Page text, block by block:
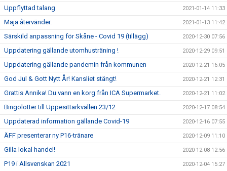
Uppflyttad talang 2021-01-14 11:33
Maja återvänder. 2021-01-13 11:42
Särskild anpassning för Skåne - Covid 19 (tillägg) 2020-12-30 07:56
Uppdatering gällande utomhusträning ! 2020-12-29 09:51
Uppdatering gällande pandemin från kommunen 2020-12-21 16:05
God Jul & Gott Nytt År! Kansliet stängt! 2020-12-21 12:31
Grattis Annika! Du vann en korg från ICA Supermarket. 2020-12-21 11:02
Bingolotter till Uppesittarkvällen 23/12 2020-12-17 08:54
Uppdaterad information gällande Covid-19 2020-12-16 07:55
ÄFF presenterar ny P16-tränare 2020-12-09 11:10
Gilla lokal handel! 2020-12-08 12:56
P19 i Allsvenskan 2021 2020-12-04 15:27